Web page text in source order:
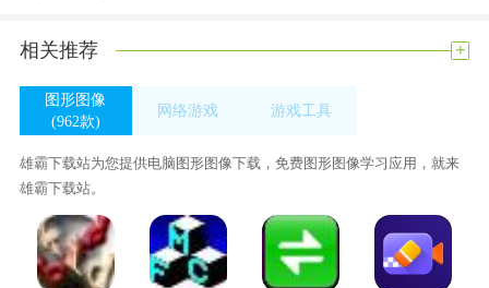
相关推荐 +
图形图像
(962款)
网络游戏
游戏工具
雄霸下载站为您提供电脑图形图像下载，免费图形图像学习应用，就来
雄霸下载站。